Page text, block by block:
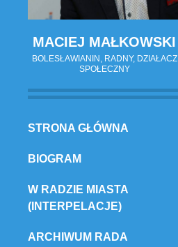
MACIEJ MAŁKOWSKI
BOLESŁAWIANIN, RADNY, DZIAŁACZ
SPOŁECZNY
PRZESKOCZ
TREŚCI
STRONA GŁÓWNA
BIOGRAM
W RADZIE MIASTA
(INTERPELACJE)
ARCHIWUM RADA